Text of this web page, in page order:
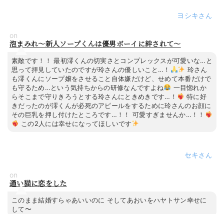
ヨシキ
on
泡まみれ～新人ソープくんは優男ボーイに絆されて～
素敵です！！ 最初澪くんの切実さとコンプレックスが可愛いな…と
思って拝見していたのですが玲さんの優しいこと…！
玲さん
も澪くんにソープ嬢をさせること自体嫌だけど、せめて本番だけで
も守るため…という気持ちからの研修なんですよね
一目惚れか
らそこまで守りきろうとする玲さんにときめきです…！
特に好
きだったのが澪くんが必死のアピールをするために玲さんのお顔に
その巨乳を押し付けたところです…！！ 可愛すぎませんか…！！
この2人には幸せになってほしいです
セキ
on
通い猫に恋をした
このまま結婚すらゃあいいのに そしてあおいをハヤトサン幸せに
して〜